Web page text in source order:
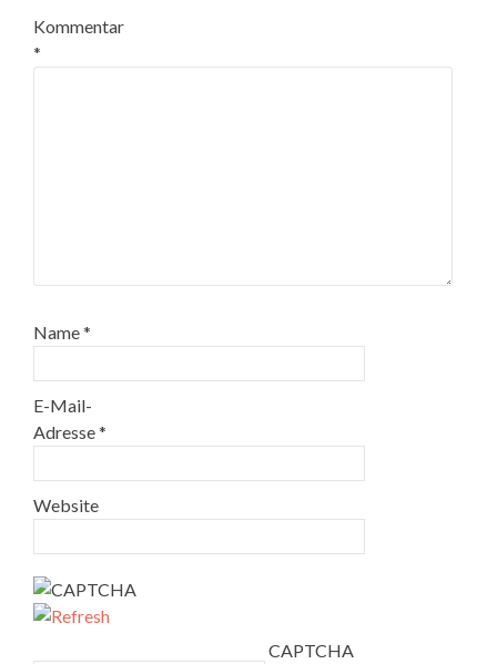
Kommentar
*
Name*
E-Mail-
Adresse*
Website
CAPTCHA